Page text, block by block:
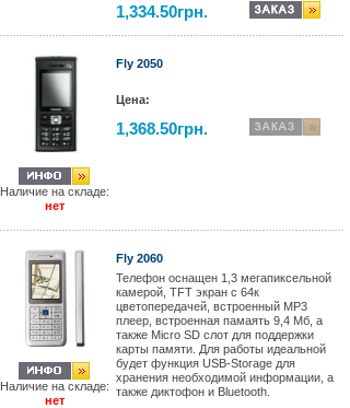
1,334.50грн.
Наличие на складе:
нет
Fly 2050
Цена:
1,368.50грн.
Наличие на складе:
нет
Fly 2060
Телефон оснащен 1,3 мегапиксельной
камерой, TFT экран с 64к
цветопередачей, встроенный МР3
плеер, встроенная памаять 9,4 Мб, а
также Micro SD слот для поддержки
карты памяти. Для работы идеальной
будет функция USB-Storage для
хранения необходимой информации, а
также диктофон и Bluetooth.